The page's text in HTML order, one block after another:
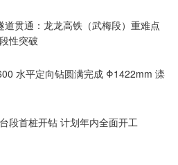
道贯通：龙龙高铁（武梅段）重难点
性突破
水平定向钻圆满完成 Φ1422mm 滦
段首桩开钻 计划年内全面开工